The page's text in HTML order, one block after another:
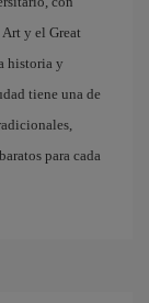
y el Great
historia y
tiene una de
para cada